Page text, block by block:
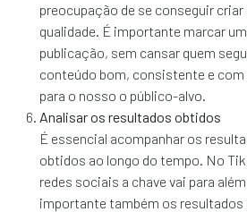
preocupação de se conseguir criar
qualidade. É importante marcar
publicação, sem cansar quem
conteúdo bom, consistente e
para o nosso o público-alvo.
Analisar os resultados obtidos
É essencial acompanhar os
obtidos ao longo do tempo. No
redes sociais a chave vai para
importante também os resultados